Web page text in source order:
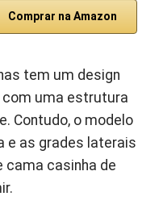
Comprar na Amazon
tem um design
com uma estrutura
Contudo, o modelo
e as grades laterais
cama casinha de